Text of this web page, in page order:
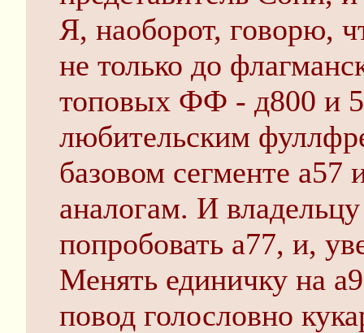
Я, наоборот, говорю,
не только до
топовых ФФ - д800 и
любительским
базовом сегменте а57
аналогам. И
попробовать а77, и,
Менять единичку на
повод голословно